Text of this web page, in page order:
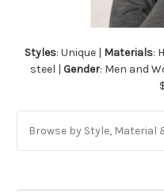
Styles: Unique | Materials:
steel | Gender: Men and
Browse by Style, Material